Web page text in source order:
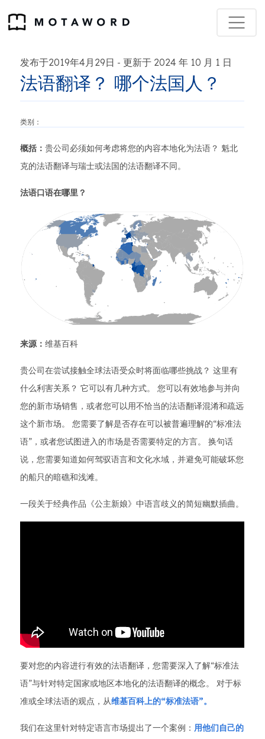
发布于2019年4月29日 - 更新于 2024 年 10 月 1 日
法语翻译？ 哪个法国人？
类别：
概括： 贵公司必须如何考虑将您的内容本地化为法语？ 魁北
克的法语翻译与瑞士或法国的法语翻译不同。
法语口语在哪里？
来源： 维基百科
贵公司在尝试接触全球法语受众时将面临哪些挑战？ 这里有
什么利害关系？ 它可以有几种方式。 您可以有效地参与并向
您的新市场销售，或者您可以用不恰当的法语翻译混淆和疏远
这个新市场。 您需要了解是否存在可以被普遍理解的“标准法
语”，或者您试图进入的市场是否需要特定的方言。 换句话
说，您需要知道如何驾驭语言和文化水域，并避免可能破坏您
的船只的暗礁和浅滩。
一段关于经典作品《公主新娘》中语言歧义的简短幽默插曲。
要对您的内容进行有效的法语翻译，您需要深入了解“标准法
语”与针对特定国家或地区本地化的法语翻译的概念。 对于标
准或全球法语的观点，从维基百科上的“标准法语”。
我们在这里针对特定语言市场提出了一个案例： 用他们自己的